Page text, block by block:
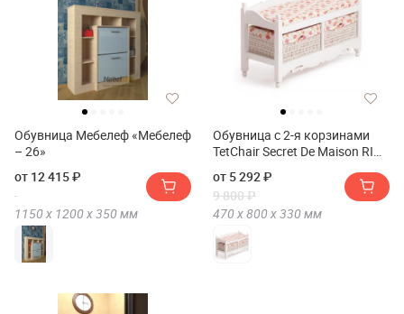
Обувница Мебелеф «Мебелеф
– 26»
от 12 415 ₽
1150 х 1200 х350 мм
Обувница с 2-я корзинами
TetChair Secret De Maison RIMI
от 5 292 ₽
9 800 ₽
470 х800 х330 мм